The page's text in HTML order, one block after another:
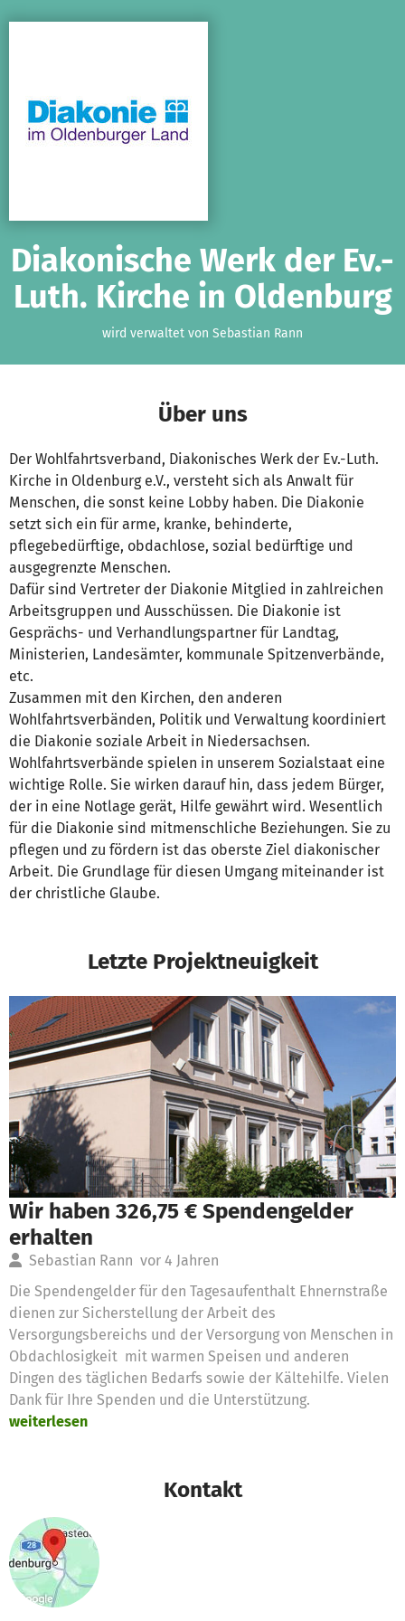
Diakonische Werk der Ev.-
Luth. Kirche in Oldenburg
wird verwaltet von Sebastian Rann
Über uns
Der Wohlfahrtsverband, Diakonisches Werk der Ev.-Luth.
Kirche in Oldenburg e.V., versteht sich als Anwalt für
Menschen, die sonst keine Lobby haben. Die Diakonie
setzt sich ein für arme, kranke, behinderte,
pflegebedürftige, obdachlose, sozial bedürftige und
ausgegrenzte Menschen.
Dafür sind Vertreter der Diakonie Mitglied in zahlreichen
Arbeitsgruppen und Ausschüssen. Die Diakonie ist
Gesprächs- und Verhandlungspartner für Landtag,
Ministerien, Landesämter, kommunale Spitzenverbände,
etc.
Zusammen mit den Kirchen, den anderen
Wohlfahrtsverbänden, Politik und Verwaltung koordiniert
die Diakonie soziale Arbeit in Niedersachsen.
Wohlfahrtsverbände spielen in unserem Sozialstaat eine
wichtige Rolle. Sie wirken darauf hin, dass jedem Bürger,
der in eine Notlage gerät, Hilfe gewährt wird. Wesentlich
für die Diakonie sind mitmenschliche Beziehungen. Sie zu
pflegen und zu fördern ist das oberste Ziel diakonischer
Arbeit. Die Grundlage für diesen Umgang miteinander ist
der christliche Glaube.
Letzte Projektneuigkeit
Wir haben 326,75 € Spendengelder
erhalten
Sebastian Rann vor 4 Jahren
Die Spendengelder für den Tagesaufenthalt Ehnernstraße
dienen zur Sicherstellung der Arbeit des
Versorgungsbereichs und der Versorgung von Menschen in
Obdachlosigkeit mit warmen Speisen und anderen
Dingen des täglichen Bedarfs sowie der Kältehilfe. Vielen
Dank für Ihre Spenden und die Unterstützung.
weiterlesen
Kontakt